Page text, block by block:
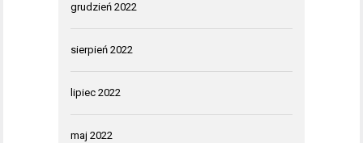
grudzień 2022
sierpień 2022
lipiec 2022
maj 2022